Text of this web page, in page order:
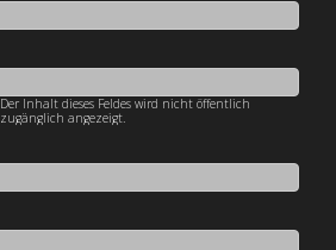
Der Inhalt dieses Feldes wird nicht öffentlich
zugänglich angezeigt.